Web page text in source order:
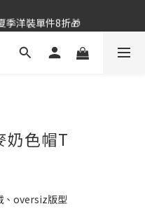
滿$8000TWD 免運 >
滿$8000TWD 免運 >
限時 5 折 ✨
滿$8000TWD 免運 >
奶色帽T
、oversiz版型